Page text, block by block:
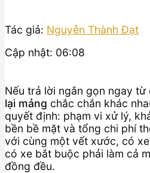
Tác giả: Nguyễn Thành Đạt
Cập nhật: 06:08
Nếu trả lời ngắn gọn ngay từ
lại mảng chắc chắn khác
quyết định: phạm vi xử lý,
bền bề mặt và tổng chi phí
với cùng một vết xước, có
có xe bắt buộc phải làm cả
đồng đều.